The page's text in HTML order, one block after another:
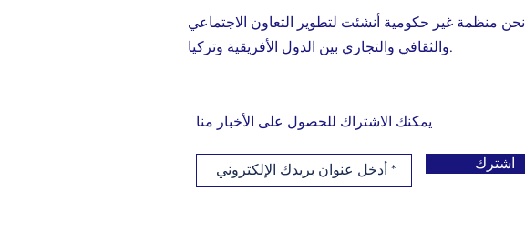
نحن منظمة غير حكومية أنشئت لتطوير التعاون الاجتماعي
والثقافي والتجاري بين الدول الأفريقية وتركيا.
يمكنك الاشتراك للحصول على الأخبار منا
اشترك